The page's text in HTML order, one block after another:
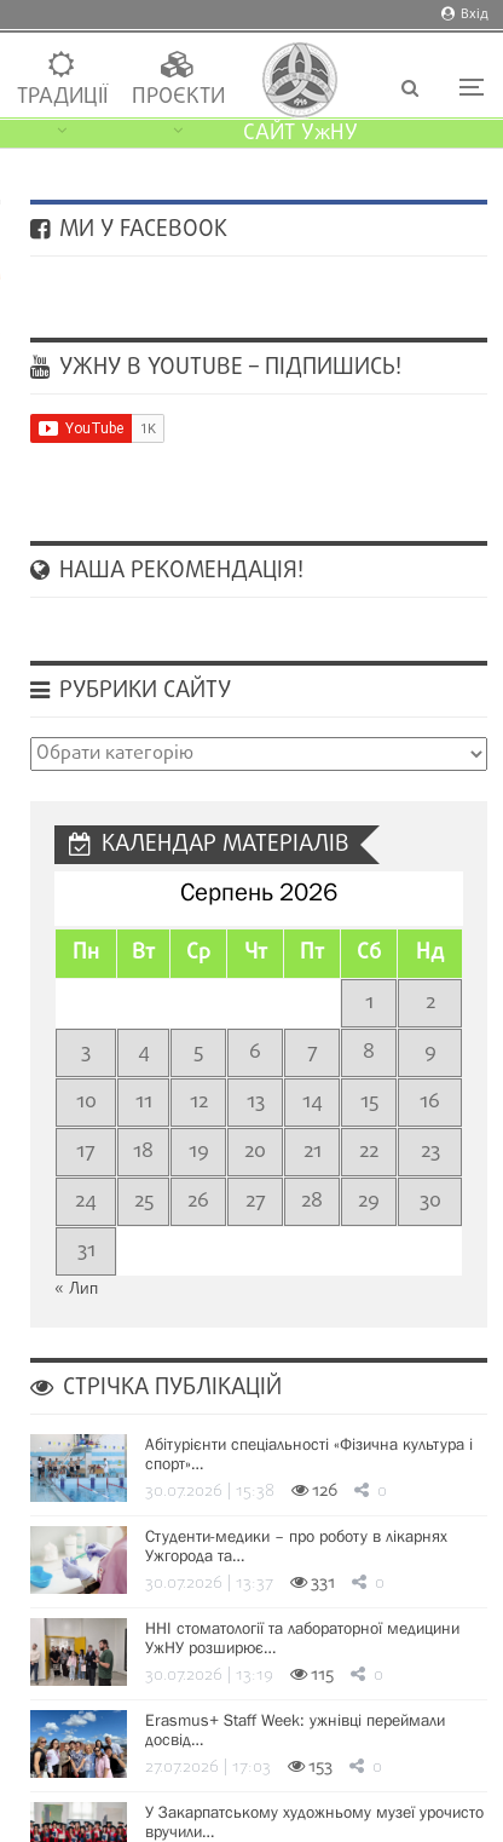
Вхід
ТРАДИЦІЇ
ПРОЄКТИ
САЙТ УжНУ
МИ У FACEBOOK
УЖНУ В YOUTUBE – ПІДПИШИСЬ!
НАША РЕКОМЕНДАЦІЯ!
РУБРИКИ САЙТУ
Рубрики
КАЛЕНДАР МАТЕРІАЛІВ
Серпень 2026
Пн Вт Ср Чт Пт Сб Нд
1
2
3
4 5 6 7 8
9
10
11 12 13 14 15
16
17
18 19 20 21 22
23
24
25 26 27 28 29
30
31
« Лип
СТРІЧКА ПУБЛІКАЦІЙ
Абітурієнти спеціальності «Фізична культура і
спорт»…
30.07.2026 | 15:38 126 0
Студенти-медики – про роботу в лікарнях
Ужгорода та…
30.07.2026 | 13:37 331 0
ННІ стоматології та лабораторної медицини
УжНУ розширює…
30.07.2026 | 13:19 115 0
Erasmus+ Staff Week: ужнівці переймали
досвід…
27.07.2026 | 17:03 153 0
У Закарпатському художньому музеї урочисто
вручили…